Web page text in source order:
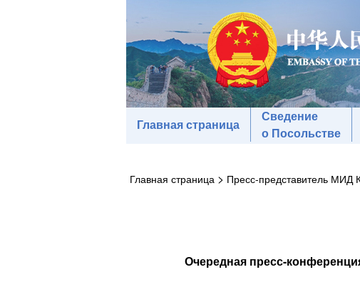
Главная страница
Сведение
о Посольстве
Главная страница> Пресс-представитель МИД
Очередная пресс-